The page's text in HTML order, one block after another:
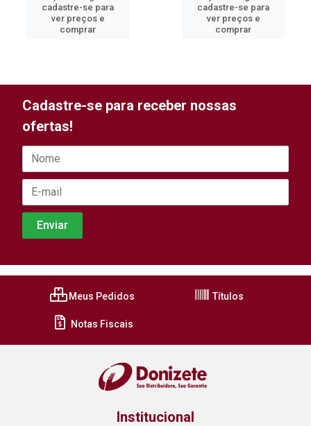
cadastre-se para
ver preços e
comprar
cadastre-se para
ver preços e
comprar
Cadastre-se para receber nossas
ofertas!
Meus Pedidos Títulos
Notas Fiscais
Institucional